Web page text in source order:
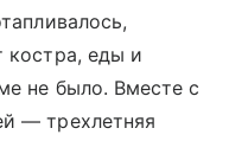
костра, еды и
не было. Вместе с
— трехлетняя